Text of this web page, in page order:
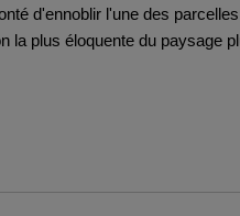
d'ennoblir l'une des
la plus éloquente du paysage